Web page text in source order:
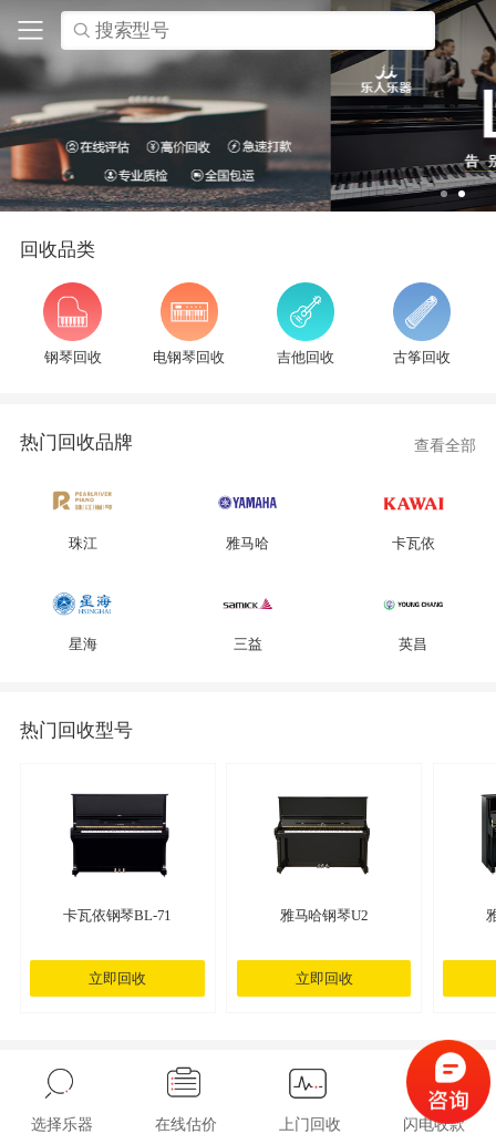
搜索型号
回收品类
钢琴回收 电钢琴回收 吉他回收 古筝回收
热门回收品牌 查看全部
珠江 雅马哈 卡瓦依
星海 三益 英昌
热门回收型号
卡瓦依钢琴BL-71
立即回收
雅马哈钢琴U2
立即回收
选择乐器 在线估价 上门回收 闪电收款